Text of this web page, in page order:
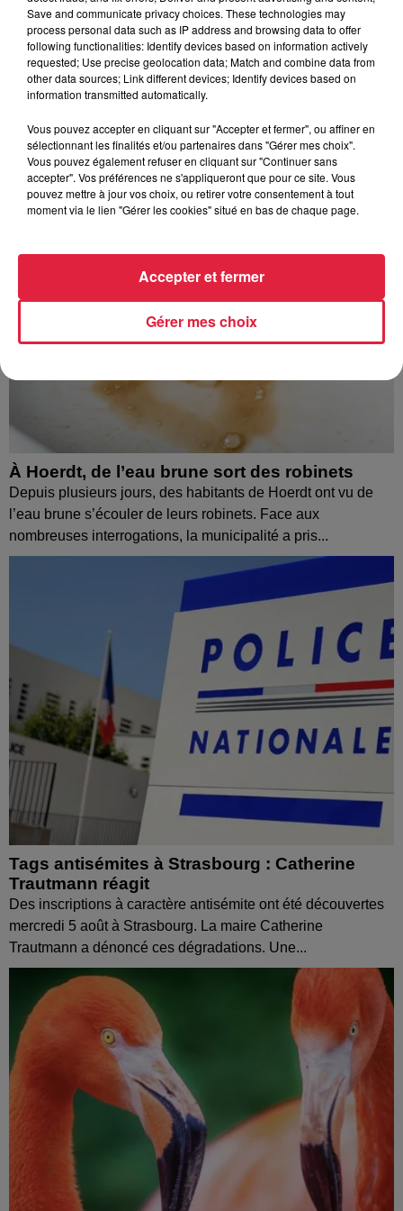
À découvrir également
À Hoerdt, de l’eau brune sort des robinets
Depuis plusieurs jours, des habitants de Hoerdt ont vu de
l’eau brune s’écouler de leurs robinets. Face aux
nombreuses interrogations, la municipalité a pris...
Tags antisémites à Strasbourg : Catherine
Trautmann réagit
Des inscriptions à caractère antisémite ont été découvertes
mercredi 5 août à Strasbourg. La maire Catherine
Trautmann a dénoncé ces dégradations. Une...
Save and communicate privacy choices. These technologies may
process personal data such as IP address and browsing data to offer
following functionalities: Identify devices based on information actively
requested; Use precise geolocation data; Match and combine data from
other data sources; Link different devices; Identify devices based on
information transmitted automatically.
Vous pouvez accepter en cliquant sur "Accepter et fermer", ou affiner en
sélectionnant les finalités et/ou partenaires dans "Gérer mes choix".
Vous pouvez également refuser en cliquant sur "Continuer sans
accepter". Vos préférences ne s'appliqueront que pour ce site. Vous
pouvez mettre à jour vos choix, ou retirer votre consentement à tout
moment via le lien "Gérer les cookies" situé en bas de chaque page.
Gérer mes choix
Accepter et fermer